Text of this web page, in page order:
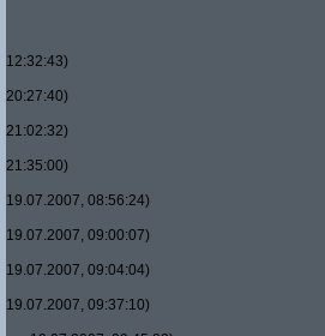
12:32:43)
20:27:40)
21:02:32)
21:35:00)
19.07.2007, 08:56:24)
19.07.2007, 09:00:07)
19.07.2007, 09:04:04)
19.07.2007, 09:37:10)